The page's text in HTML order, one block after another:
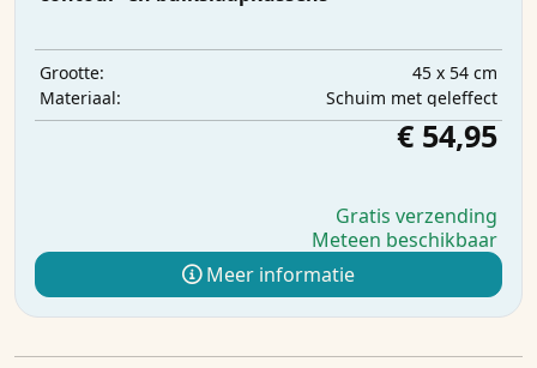
Grootte:
45 x 54 cm
Materiaal:
Schuim met geleffect
€ 54,95
Gratis verzending
Meteen beschikbaar
Meer informatie